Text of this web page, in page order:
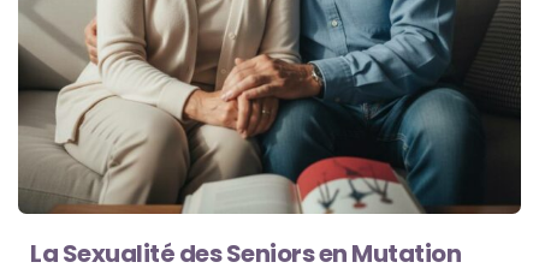
La Sexualité des Seniors en Mutation